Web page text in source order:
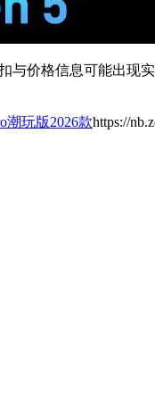
价格信息可能出现
潮玩版2026款https://